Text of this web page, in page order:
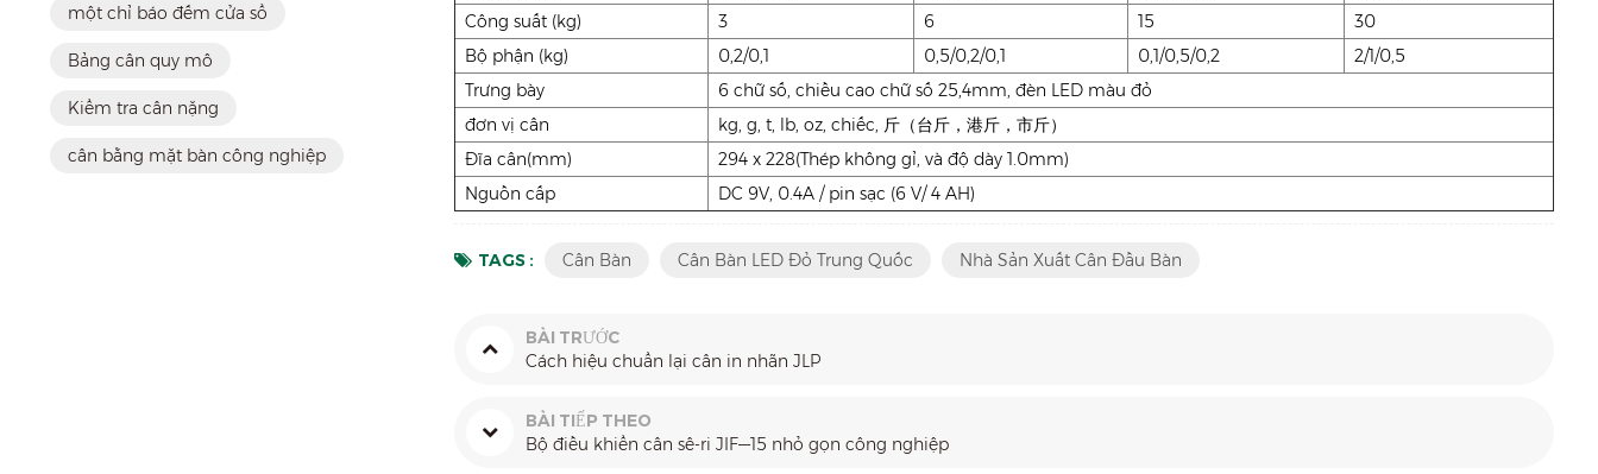
một chỉ báo đếm cửa sổ
Bảng cân quy mô
Kiểm tra cân nặng
cân bằng mặt bàn công nghiệp
Công suất (kg)
3 6 15
30
Bộ phận (kg)
0,2/0,1 0,5/0,2/0,1 0,1/0,5/0,2
2/1/0,5
Trưng bày
6 chữ số, chiều cao chữ số 25,4mm, đèn LED màu đỏ
đơn vị cân
kg, g, t, lb, oz, chiếc, 斤（台斤，港斤，市斤）
Đĩa cân(mm)
294 x 228(Thép không gỉ, và độ dày 1.0mm)
Nguồn cấp
DC 9V, 0.4A / pin sạc (6 V/ 4 AH)
TAGS : Cân Bàn Cân Bàn LED Đỏ Trung Quốc Nhà Sản Xuất Cân Đầu Bàn
BÀI TRƯỚC
Cách hiệu chuẩn lại cân in nhãn JLP
BÀI TIẾP THEO
Bộ điều khiển cân sê-ri JIF—15 nhỏ gọn công nghiệp